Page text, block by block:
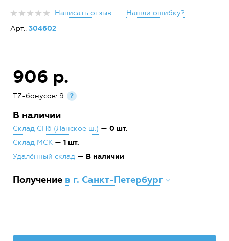
Написать отзыв
Нашли ошибку?
Арт.: 304602
906 р.
TZ-бонусов: 9 ?
В наличии
Склад СПб (Ланское ш.) — 0 шт.
Склад МСК — 1 шт.
Удалённый склад — В наличии
Получение в г. Санкт-Петербург